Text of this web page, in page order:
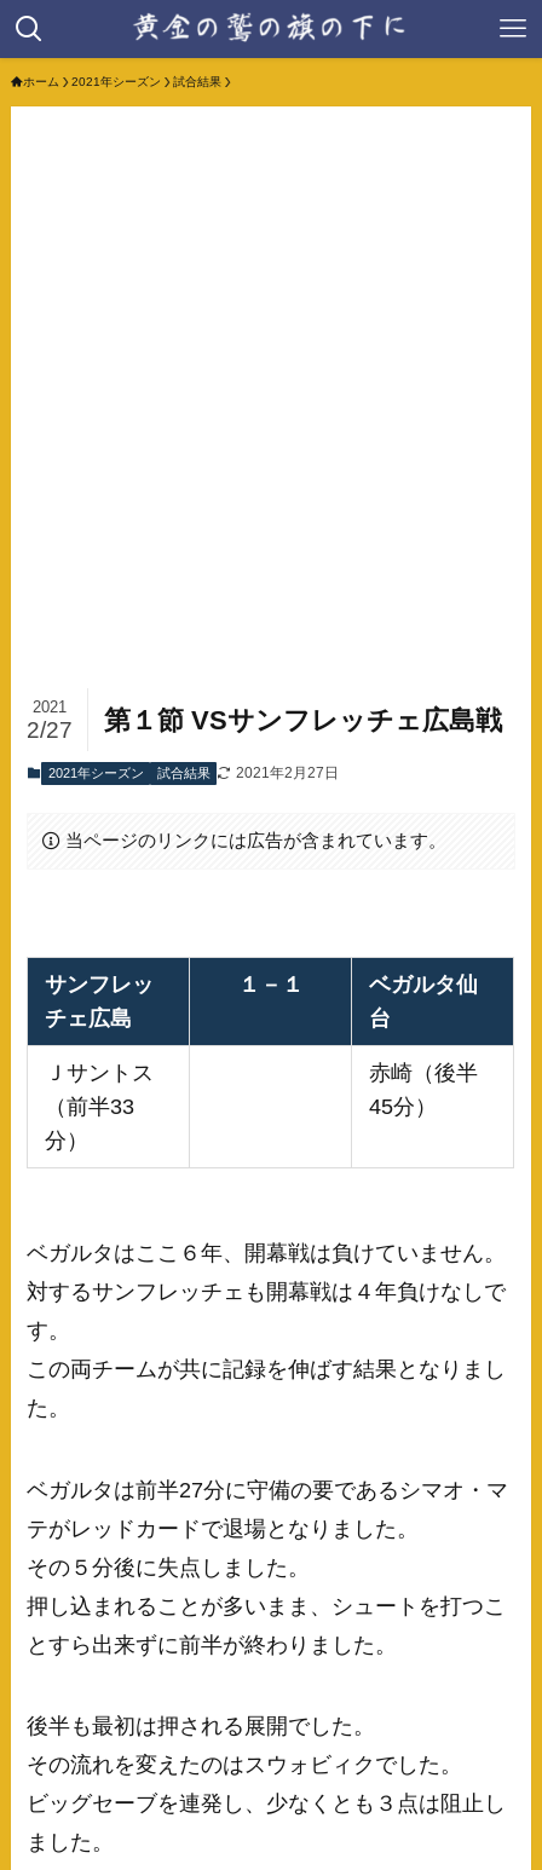
ホーム 2021年シーズン 試合結果
第１節 VSサンフレッチェ広島戦
2021
2/27
2021年シーズン 試合結果 2021年2月27日
当ページのリンクには広告が含まれています。
サンフレッ
チェ広島
１－１
ベガルタ仙
台
Ｊサントス
（前半33
分）
赤崎（後半
45分）
ベガルタはここ６年、開幕戦は負けていません。
対するサンフレッチェも開幕戦は４年負けなしで
す。
この両チームが共に記録を伸ばす結果となりまし
た。
ベガルタは前半27分に守備の要であるシマオ・マ
テがレッドカードで退場となりました。
その５分後に失点しました。
押し込まれることが多いまま、シュートを打つこ
とすら出来ずに前半が終わりました。
後半も最初は押される展開でした。
その流れを変えたのはスウォビィクでした。
ビッグセーブを連発し、少なくとも３点は阻止し
ました。